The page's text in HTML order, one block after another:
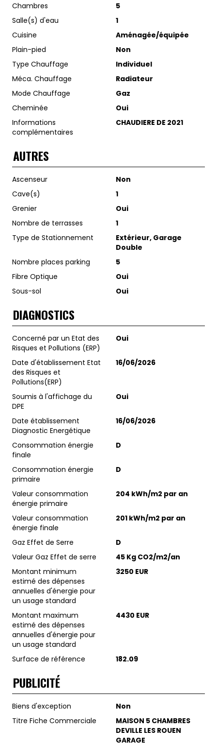
Chambres
5
Salle(s) d'eau
1
Cuisine
Aménagée/équipée
Plain-pied
Non
Type Chauffage
Individuel
Méca. Chauffage
Radiateur
Mode Chauffage
Gaz
Cheminée
Oui
Informations
complémentaires
CHAUDIERE DE 2021
AUTRES
Ascenseur
Non
Cave(s)
1
Grenier
Oui
Nombre de terrasses
1
Type de Stationnement
Extérieur, Garage
Double
Nombre places parking
5
Fibre Optique
Oui
Sous-sol
Oui
DIAGNOSTICS
Concerné par un Etat des
Risques et Pollutions (ERP)
Oui
Date d'établissement Etat
des Risques et
Pollutions(ERP)
16/06/2026
Soumis à l'affichage du
DPE
Oui
Date établissement
Diagnostic Energétique
16/06/2026
Consommation énergie
finale
D
Consommation énergie
primaire
D
Valeur consommation
énergie primaire
204 kWh/m2 par an
Valeur consommation
énergie finale
201 kWh/m2 par an
Gaz Effet de Serre
D
Valeur Gaz Effet de serre
45 Kg CO2/m2/an
Montant minimum
estimé des dépenses
annuelles d'énergie pour
un usage standard
3250 EUR
Montant maximum
estimé des dépenses
annuelles d'énergie pour
un usage standard
4430 EUR
Surface de référence 182.09
PUBLICITÉ
Biens d'exception
Non
Titre Fiche Commerciale
MAISON 5 CHAMBRES
DEVILLE LES ROUEN
GARAGE